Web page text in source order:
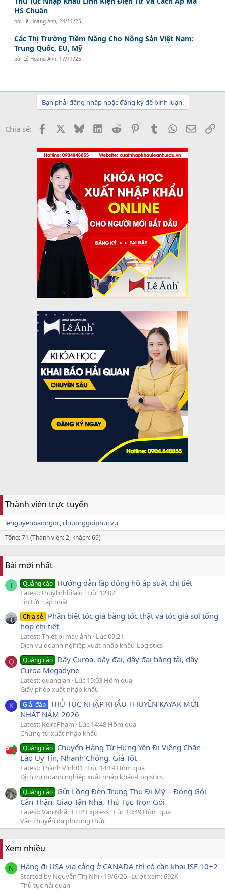
HS Chuẩn
bởi Lê Hoàng Anh, 24/11/25
Các Thị Trường Tiềm Năng Cho Nông Sản Việt Nam:
Trung Quốc, EU, Mỹ
bởi Lê Hoàng Anh, 17/11/25
Bạn phải đăng nhập hoặc đăng ký để bình luận.
Chia sẻ: Facebook BlueskyLinkedInReddit PinterestTumblrWhatsApp
Email
Thành viên trực tuyến
lenguyenbaongoc chuonggoiphucvu
Tổng: 71 (Thành viên: 2, khách: 69)
Bài mới nhất
T Quảng cáo Hướng dẫn lắp đồng hồ áp suất chi tiết
Latest: thuylinhbilalo
Lúc 12:07
Tin tức cập nhật
Chia sẻ Phân biệt tóc giả bằng tóc thật và tóc giả sợi tổng
hợp chi tiết
Latest: Thiết bị máy ảnh
Lúc 09:21
Dịch vụ doanh nghiệp xuất nhập khẩu-Logistics
Q Quảng cáo Dây Curoa, dây đai, dây đai băng tải, dây
Curoa Megadyne
Latest: quanglan
Lúc 15:03 Hôm qua
Giấy phép xuất nhập khẩu
K Giải đáp THỦ TỤC NHẬP KHẨU THUYỀN KAYAK MỚI
NHẤT NĂM 2026
Latest: KeiraPham
Lúc 14:48 Hôm qua
Chứng từ xuất nhập khẩu
Quảng cáo Chuyển Hàng Từ Hưng Yên Đi Viêng Chăn –
Lào Uy Tín, Nhanh Chóng, Giá Tốt
Latest: Thành Vinh01
Lúc 14:19 Hôm qua
Dịch vụ doanh nghiệp xuất nhập khẩu-Logistics
Quảng cáo Gửi Lồng Đèn Trung Thu Đi Mỹ – Đóng Gói
Cẩn Thận, Giao Tận Nhà, Thủ Tục Trọn Gói
Latest: Văn Nhã _LHP Express Lúc 10:49 Hôm qua
Vận chuyển đa phương thức
Xem nhiều
N Hàng đi USA via cảng ở CANADA thì có cần khai ISF 10+2
Started by Nguyễn Thị Nhi 19/6/20 Lượt xem: 692K
Thủ tục hải quan